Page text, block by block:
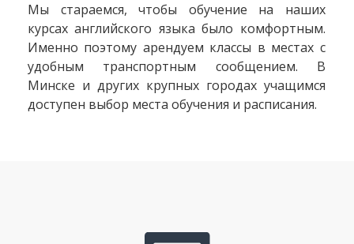
Мы стараемся, чтобы обучение на наших
курсах английского языка было комфортным.
Именно поэтому арендуем классы в местах с
удобным транспортным сообщением. В
Минске и других крупных городах учащимся
доступен выбор места обучения и расписания.